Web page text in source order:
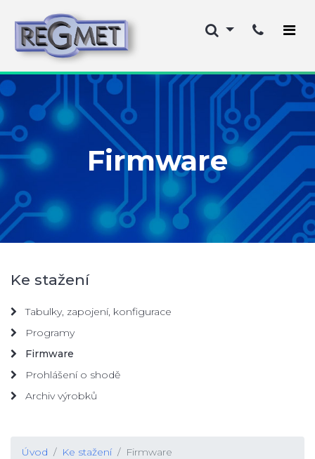
Firmware
Úvod Ke stažení Firmware
Ke stažení
Tabulky, zapojení, konfigurace
Programy
Firmware
Prohlášení o shodě
Archiv výrobků